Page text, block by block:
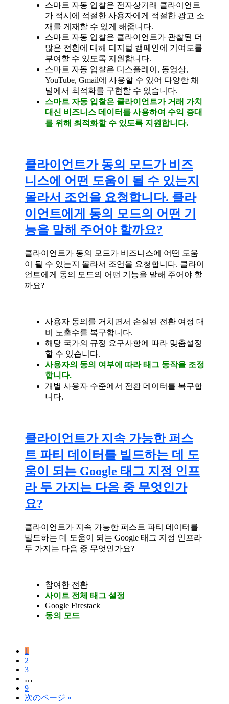
스마트 자동 입찰은 전자상거래 클라이언트
가 적시에 적절한 사용자에게 적절한 광고 소
재를 게재할 수 있게 해줍니다.
스마트 자동 입찰은 클라이언트가 관찰된 더
많은 전환에 대해 디지털 캠페인에 기여도를
부여할 수 있도록 지원합니다.
스마트 자동 입찰은 디스플레이, 동영상,
YouTube, Gmail에 사용할 수 있어 다양한 채
널에서 최적화를 구현할 수 있습니다.
스마트 자동 입찰은 클라이언트가 거래 가치
대신 비즈니스 데이터를 사용하여 수익 증대
를 위해 최적화할 수 있도록 지원합니다.
클라이언트가 동의 모드가 비즈
니스에 어떤 도움이 될 수 있는지
몰라서 조언을 요청합니다. 클라
이언트에게 동의 모드의 어떤 기
능을 말해 주어야 할까요?
클라이언트가 동의 모드가 비즈니스에 어떤 도움
이 될 수 있는지 몰라서 조언을 요청합니다. 클라이
언트에게 동의 모드의 어떤 기능을 말해 주어야 할
까요?
사용자 동의를 거치면서 손실된 전환 여정 대
비 노출수를 복구합니다.
해당 국가의 규정 요구사항에 따라 맞춤설정
할 수 있습니다.
사용자의 동의 여부에 따라 태그 동작을 조정
합니다.
개별 사용자 수준에서 전환 데이터를 복구합
니다.
클라이언트가 지속 가능한 퍼스
트 파티 데이터를 빌드하는 데 도
움이 되는 Google 태그 지정 인프
라 두 가지는 다음 중 무엇인가
요?
클라이언트가 지속 가능한 퍼스트 파티 데이터를
빌드하는 데 도움이 되는 Google 태그 지정 인프라
두 가지는 다음 중 무엇인가요?
참여한 전환
사이트 전체 태그 설정
Google Firestack
동의 모드
ペ
ー
ジ
1
ペ
ー
ジ
2
ペ
ー
ジ
3
pages
omitted
…
ペ
ー
9
移
次のページ »